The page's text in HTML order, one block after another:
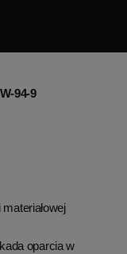
94-9
oparcia w